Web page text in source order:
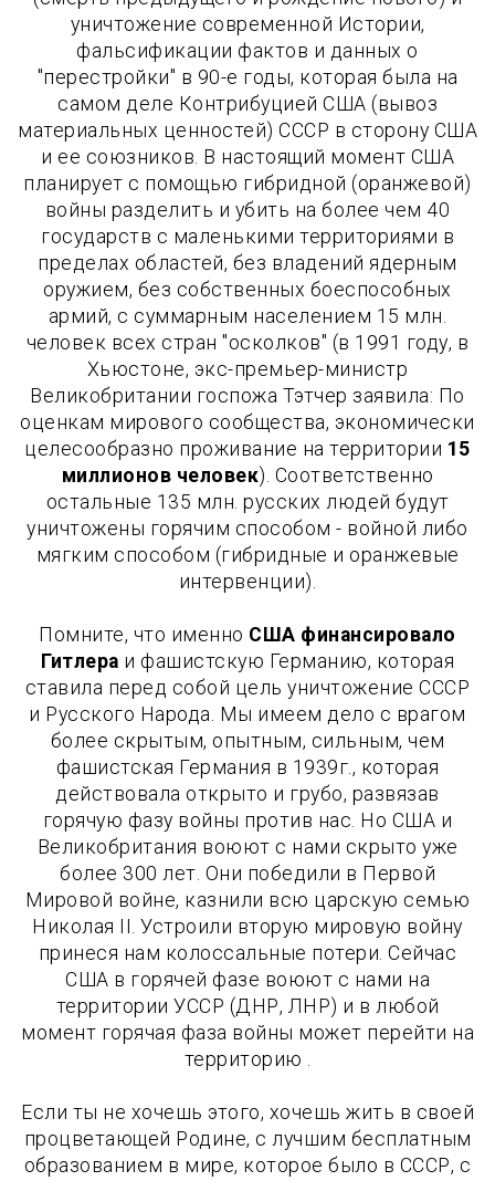
уничтожение современной Истории,
фальсификации фактов и данных о
"перестройки" в 90-е годы, которая была на
самом деле Контрибуцией США (вывоз
материальных ценностей) СССР в сторону США
и ее союзников. В настоящий момент США
планирует с помощью гибридной (оранжевой)
войны разделить и убить на более чем 40
государств с маленькими территориями в
пределах областей, без владений ядерным
оружием, без собственных боеспособных
армий, с суммарным населением 15 млн.
человек всех стран "осколков" (в 1991 году, в
Хьюстоне, экс-премьер-министр
Великобритании госпожа Тэтчер заявила: По
оценкам мирового сообщества, экономически
целесообразно проживание на территории 15
миллионов человек). Соответственно
остальные 135 млн. русских людей будут
уничтожены горячим способом - войной либо
мягким способом (гибридные и оранжевые
интервенции).
Помните, что именно США финансировало
Гитлера и фашистскую Германию, которая
ставила перед собой цель уничтожение СССР
и Русского Народа. Мы имеем дело с врагом
более скрытым, опытным, сильным, чем
фашистская Германия в 1939г., которая
действовала открыто и грубо, развязав
горячую фазу войны против нас. Но США и
Великобритания воюют с нами скрыто уже
более 300 лет. Они победили в Первой
Мировой войне, казнили всю царскую семью
Николая II. Устроили вторую мировую войну
принеся нам колоссальные потери. Сейчас
США в горячей фазе воюют с нами на
территории УССР (ДНР, ЛНР) и в любой
момент горячая фаза войны может перейти на
территорию .
Если ты не хочешь этого, хочешь жить в своей
процветающей Родине, с лучшим бесплатным
образованием в мире, которое было в СССР, с